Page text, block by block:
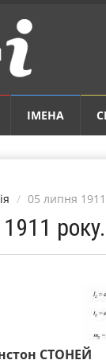
ІМЕНА
05 липня
1911
СТОНЕЙ